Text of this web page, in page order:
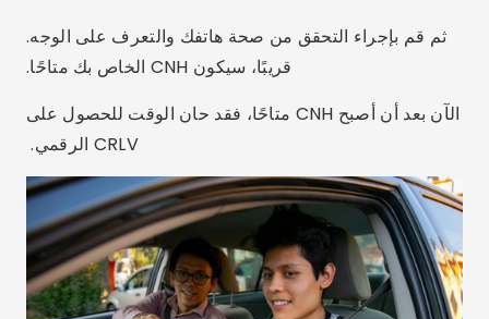
إصدار CRLV الرقمي مع CDT
بعد تسجيل الدخول إلى التطبيق، قم بالضغط على المركبات